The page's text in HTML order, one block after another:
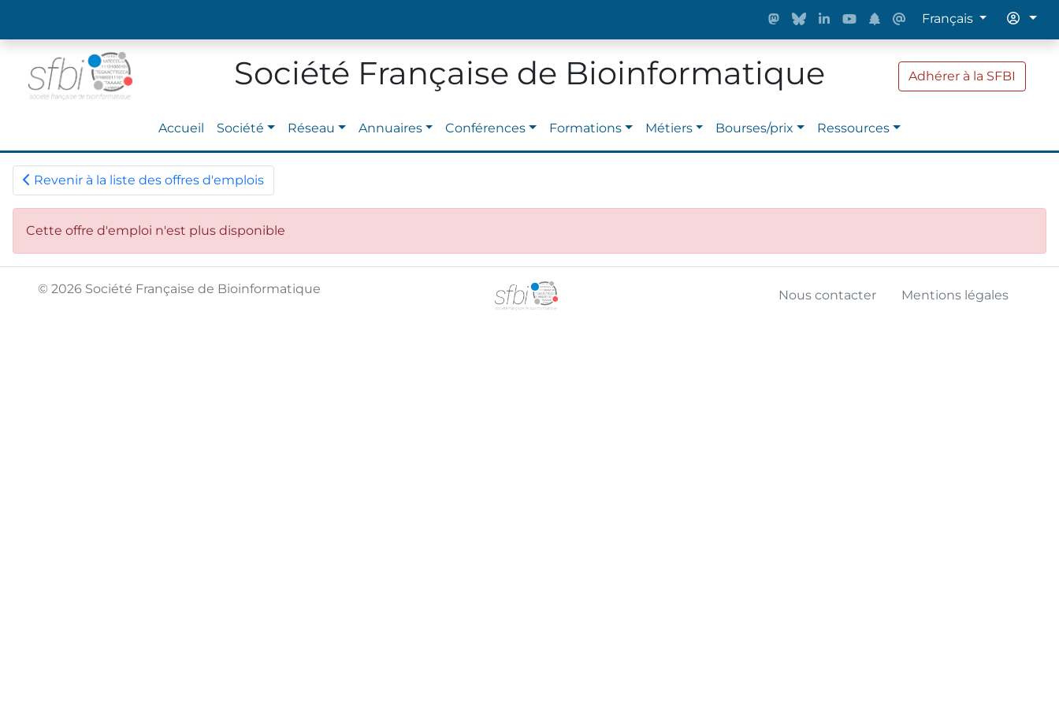
Français
Société Française de Bioinformatique Adhérer à la SFBI
Accueil Société Réseau Annuaires Conférences Formations Métiers Bourses/prix Ressources
Revenir à la liste des offres d'emplois
Cette offre d'emploi n'est plus disponible
© 2026 Société Française de Bioinformatique Nous contacter Mentions légales